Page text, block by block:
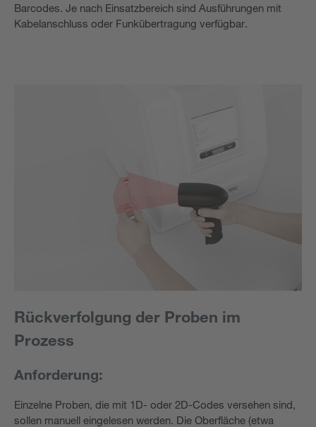
Barcodes. Je nach Einsatzbereich sind Ausführungen mit
Kabelanschluss oder Funkübertragung verfügbar.
Rückverfolgung der Proben im
Prozess
Anforderung:
Einzelne Proben, die mit 1D- oder 2D-Codes versehen sind,
sollen manuell eingelesen werden. Die Oberfläche (etwa